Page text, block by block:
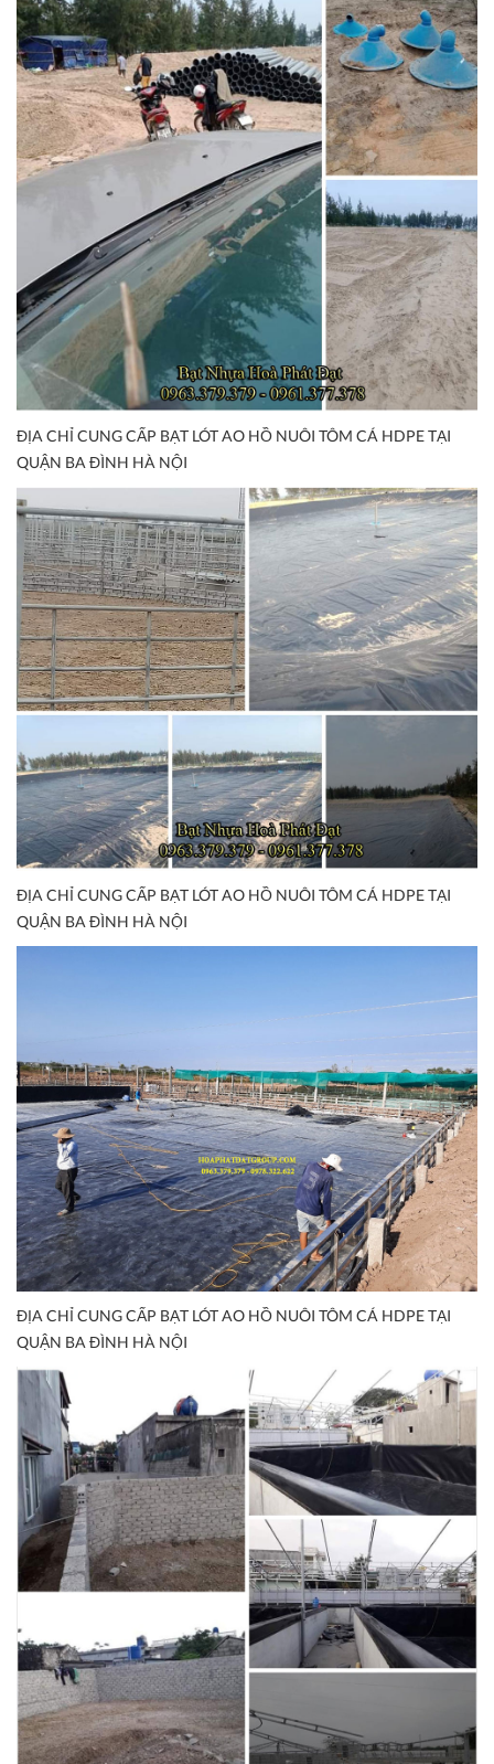
ĐỊA CHỈ CUNG CẤP BẠT LÓT AO HỒ NUÔI TÔM CÁ HDPE TẠI
QUẬN BA ĐÌNH HÀ NỘI
ĐỊA CHỈ CUNG CẤP BẠT LÓT AO HỒ NUÔI TÔM CÁ HDPE TẠI
QUẬN BA ĐÌNH HÀ NỘI
ĐỊA CHỈ CUNG CẤP BẠT LÓT AO HỒ NUÔI TÔM CÁ HDPE TẠI
QUẬN BA ĐÌNH HÀ NỘI